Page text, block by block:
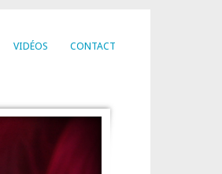
VIDÉOS CONTACT